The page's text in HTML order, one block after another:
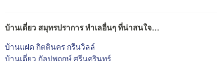
บ้านเดี่ยว สมุทรปราการ ทำเลอื่นๆ ที่น่าสนใจ…
บ้านแฝด กิตตินคร กรีนวิลล์
บ้านเดี่ยว กัลปพฤกษ์ ศรีนครินทร์